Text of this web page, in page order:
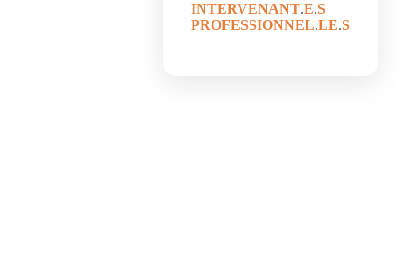
INTERVENANT.E.S
PROFESSIONNEL.LE.S